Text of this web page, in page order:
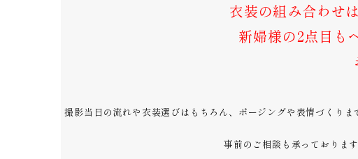
衣装の組み合わせ
新婦様の2点目も
撮影当日の流れや衣装選びはもちろん、ポージングや表情づくり
事前のご相談も承っておりま